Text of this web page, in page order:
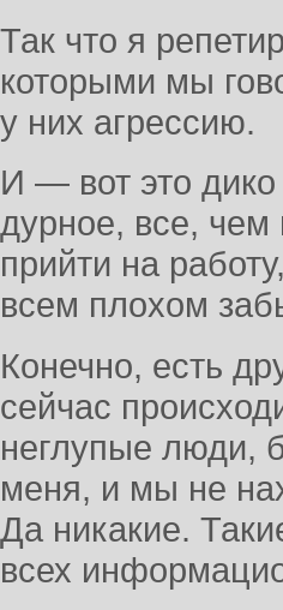
Так что я
которыми мы
у них агрессию.
И — вот это
дурное, все,
прийти на
всем плохом
Конечно, есть
сейчас
неглупые люди,
меня, и мы не
Да никакие.
всех